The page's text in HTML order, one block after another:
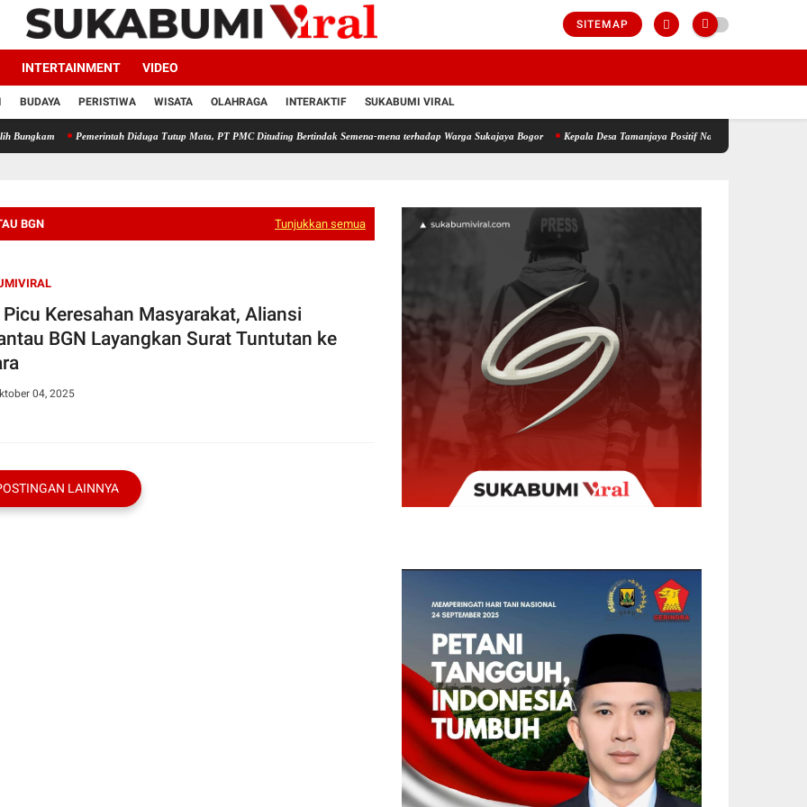
SITEMAP
INTERTAINMENT VIDEO
BUDAYA PERISTIWA WISATA OLAHRAGA INTERAKTIF SUKABUMI VIRAL
Pemerintah Diduga Tutup Mata, PT PMC Dituding Bertindak Semena-mena terhadap Warga Sukajaya Bogor Kepala Desa Tamanjaya Positif Narkoba, Bukan Pengedar Tapi
BGN Tunjukkan semua
Picu Keresahan Masyarakat, Aliansi
BGN Layangkan Surat Tuntutan ke
04, 2025
LAINNYA